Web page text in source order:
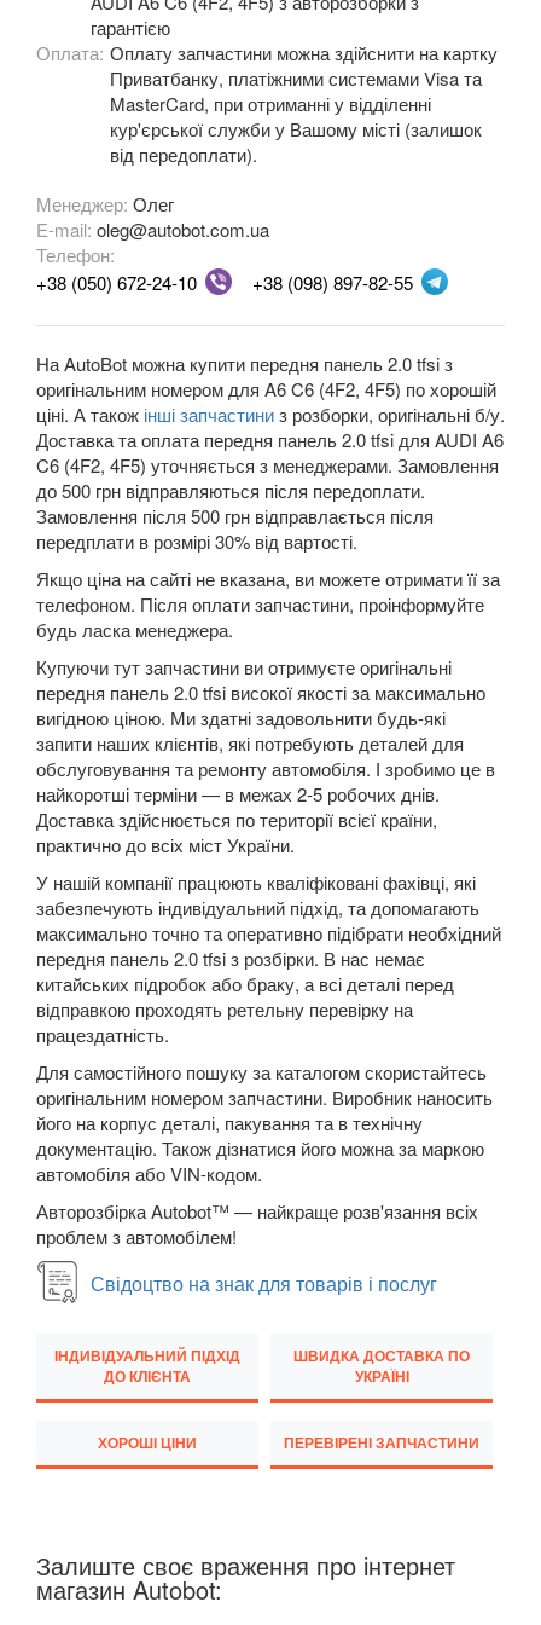
A5 II Sportback (F5A)
A6 C5 (4B)
A6 Allroad Quattro C5 (4BH)
A6 C6 (4F2, 4F5)
A6 Allroad Quattro C6 (4FH)
A6 C7 (4G2, 4G5)
A6 Allroad Quattro C7 (4GH)
A6 C8 (F2)
A6 C8 Allroad Quattro
A7 I Sportback (4GA)
A7 II Sportback (4G8)
A8 D3 (4E2, 4E8)
A8 D4 (4H)
A8 D5 (5H)
e-tron
e-tron Sportback
Q2
Q3 Sportback (FY)
Q5 I (8RB)
Q5 II (FY, 80A)
Q5 II (80A) Sportback
Q7 I (4L)
Q7 II (4M)
Q8 I
TT I (8N3, 8N9)
TT III (FV3, FV9)
CITROEN keyboard_arrow_down
FORD
гарантією
Оплата: Оплату запчастини можна здійснити на картку
Приватбанку, платіжними системами Visa та
MasterCard, при отриманні у відділенні
кур'єрської служби у Вашому місті (залишок
від передоплати).
Менеджер: Олег
E-mail: oleg@autobot.com.ua
Телефон:
+38 (050) 672-24-10
+38 (098) 897-82-55
На AutoBot можна купити передня панель 2.0 tfsi з
оригінальним номером для A6 C6 (4F2, 4F5) по хорошій
ціні. А також інші запчастиниз розборки, оригінальні б/у.
Доставка та оплата передня панель 2.0 tfsi для AUDI A6
C6 (4F2, 4F5) уточняється з менеджерами. Замовлення
до 500 грн відправляються після передоплати.
Замовлення після 500 грн відправлається після
передплати в розмірі 30% від вартості.
Якщо ціна на сайті не вказана, ви можете отримати її за
телефоном. Після оплати запчастини, проінформуйте
будь ласка менеджера.
Купуючи тут запчастини ви отримуєте оригінальні
передня панель 2.0 tfsi високої якості за максимально
вигідною ціною. Ми здатні задовольнити будь-які
запити наших клієнтів, які потребують деталей для
обслуговування та ремонту автомобіля. І зробимо це в
найкоротші терміни — в межах 2-5 робочих днів.
Доставка здійснюється по території всієї країни,
практично до всіх міст України.
У нашій компанії працюють кваліфіковані фахівці, які
забезпечують індивідуальний підхід, та допомагають
максимально точно та оперативно підібрати необхідний
передня панель 2.0 tfsi з розбірки. В нас немає
китайських підробок або браку, а всі деталі перед
відправкою проходять ретельну перевірку на
працездатність.
Для самостійного пошуку за каталогом скористайтесь
оригінальним номером запчастини. Виробник наносить
його на корпус деталі, пакування та в технічну
документацію. Також дізнатися його можна за маркою
автомобіля або VIN-кодом.
Авторозбірка Autobot™ — найкраще розв'язання всіх
проблем з автомобілем!
Свідоцтво на знак для товарів і послуг
ІНДИВІДУАЛЬНИЙ ПІДХІД
ДО КЛІЄНТА
ШВИДКА ДОСТАВКА ПО
УКРАЇНІ
ХОРОШІ ЦІНИ ПЕРЕВІРЕНІ ЗАПЧАСТИНИ
Залиште своє враження про інтернет
магазин Autobot: